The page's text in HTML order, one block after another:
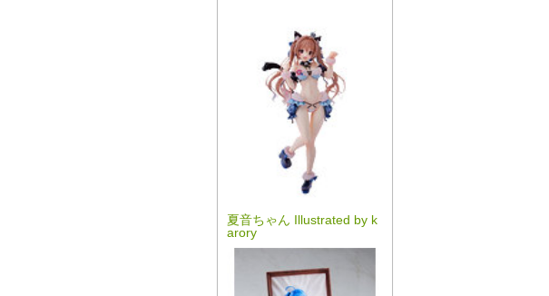
夏音ちゃん Illustrated by k
arory